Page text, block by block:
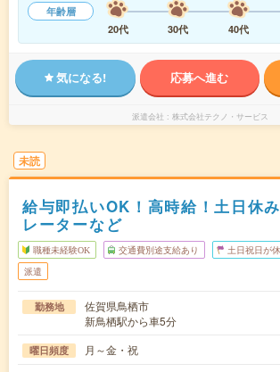
年齢層
20代
30代 40代
気になる! 応募へ進む
派遣会社 株式会社テクノ・サービス
未読
給与即払いOK！高時給！土日休
レーターなど
職種未経験OK 交通費別途支給あり 土日祝日が
派遣
勤務地
佐賀県鳥栖市
新鳥栖駅から車5分
曜日頻度 月～金・祝